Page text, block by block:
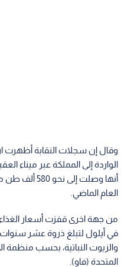
وقال إن سجلات النقابة أظهرت
العام الماضي.
من جهة اخرى قفزت أسعار الغذاء
في أيلول لتبلغ ذروة عشر
والزيوت النباتية، بحسب منظمة
المتحدة (فاو).